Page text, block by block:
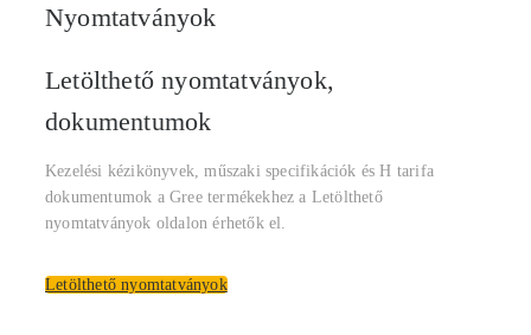
Nyomtatványok
Letölthető nyomtatványok,
dokumentumok
Kezelési kézikönyvek, műszaki specifikációk és H tarifa
dokumentumok a Gree termékekhez a Letölthető
nyomtatványok oldalon érhetők el.
Letölthető nyomtatványok